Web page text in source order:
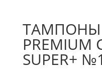
ТАМПОНЫ
PREMIUM
SUPER+